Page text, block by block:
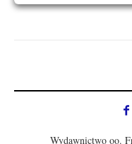
Wydawnictwo oo.